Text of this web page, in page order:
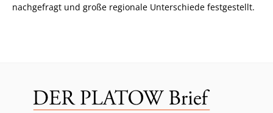
nachgefragt und große regionale Unterschiede festgestellt.